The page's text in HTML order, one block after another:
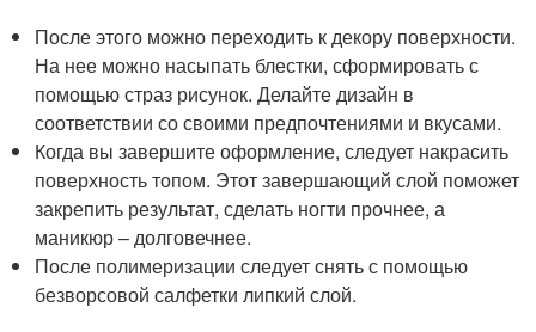
После этого можно переходить к декору поверхности.
На нее можно насыпать блестки, сформировать с
помощью страз рисунок. Делайте дизайн в
соответствии со своими предпочтениями и вкусами.
Когда вы завершите оформление, следует накрасить
поверхность топом. Этот завершающий слой поможет
закрепить результат, сделать ногти прочнее, а
маникюр – долговечнее.
После полимеризации следует снять с помощью
безворсовой салфетки липкий слой.